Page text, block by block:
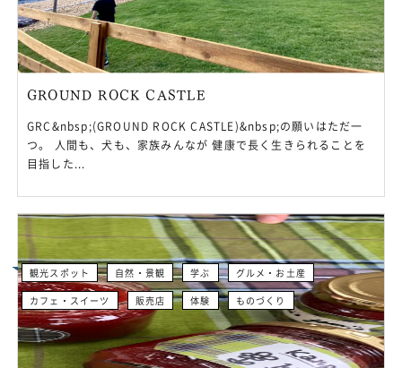
GROUND ROCK CASTLE
GRC&nbsp;(GROUND ROCK CASTLE)&nbsp;の願いはただ一
つ。 人間も、犬も、家族みんなが 健康で長く生きられることを
目指した...
観光スポット 自然・景観 学ぶ グルメ・お土産
カフェ・スイーツ 販売店 体験 ものづくり